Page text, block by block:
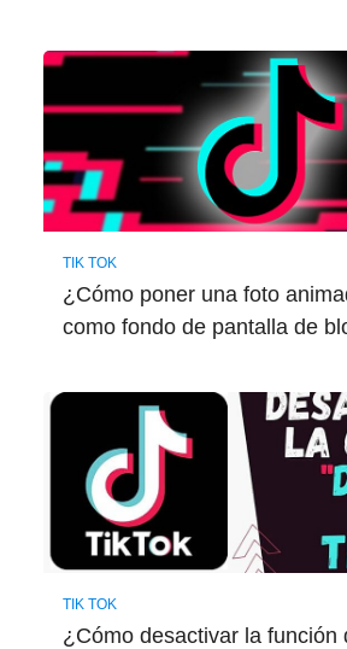
TIK TOK
¿Cómo poner una foto
como fondo de pantalla de
TIK TOK
¿Cómo desactivar la función